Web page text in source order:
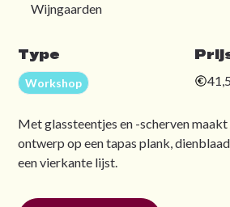
Wijngaarden
Type
Workshop 41,5
Met glassteentjes en -scherven
ontwerp op een tapas plank,
een vierkante lijst.